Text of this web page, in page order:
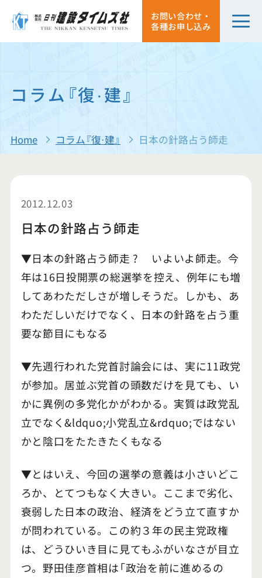
お問い合わせ・
各種お申し込み
コラム『復·建』
Home コラム『復·建』 日本の針路占う師走
2012.12.03
日本の針路占う師走
▼日本の針路占う師走 ? いよいよ師走。今
年は16日投開票の総選挙を控え、例年にも増
してあわただしさが増しそうだ。しかも、あ
わただしいだけでなく、日本の針路を占う重
要な節目にもなる
▼先週行われた党首討論会には、実に11政党
が参加。居並ぶ党首の頭数だけを見ても、い
かに異例の多党化かがわかる。実質は政党乱
立でなく&ldquo;小党乱立&rdquo;ではない
かと陰口をたたきたくもなる
▼とはいえ、今回の選挙の意義は小さいどこ
ろか、とてつもなく大きい。ここまで劣化、
衰弱した日本の政治、経済をどう立て直すか
が問われている。この約３年の民主党政権
は、どうひいき目に見てもふがいなさが目立
つ。野田佳彦首相は「政治を前に進めるの